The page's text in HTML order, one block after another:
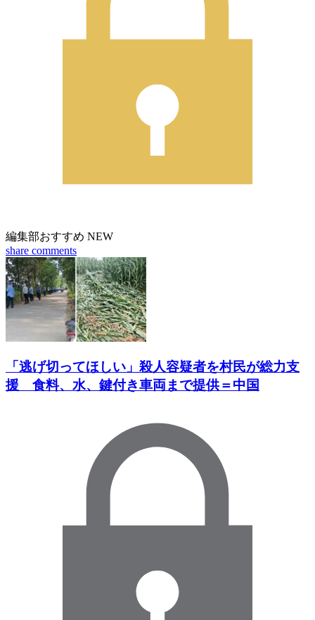
編集部おすすめ NEW
share comments
「逃げ切ってほしい」殺人容疑者を村民が総力支
援 食料、水、鍵付き車両まで提供＝中国